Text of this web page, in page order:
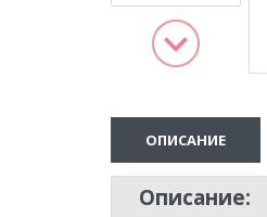
ОПИСАНИЕ
Описание: